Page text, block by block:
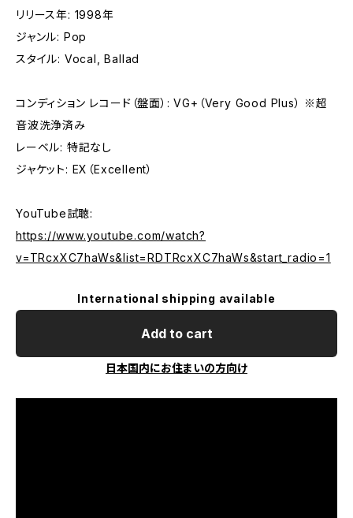
リリース年: 1998年
ジャンル: Pop
スタイル: Vocal, Ballad
コンディション レコード（盤面）: VG+（Very Good Plus） ※超
音波洗浄済み
レーベル: 特記なし
ジャケット: EX（Excellent）
YouTube試聴:
https://www.youtube.com/watch?
v=TRcxXC7haWs&list=RDTRcxXC7haWs&start_radio=1
International shipping available
Add to cart
日本国内にお住まいの方向け